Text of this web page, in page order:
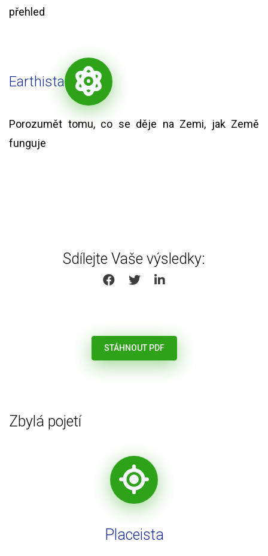
přehled
Earthista
Porozumět tomu, co se děje na Zemi, jak Země
funguje
Sdílejte Vaše výsledky:
SHARE ON FACEBOOK
SHARE ON TWITTER
SHARE ON LINKEDIN
STÁHNOUT PDF
Zbylá pojetí
Placeista